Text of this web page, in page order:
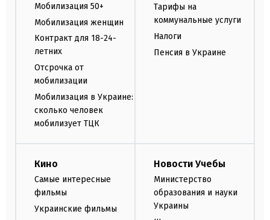
Мобилизация 50+
Мобилизация женщин
Контракт для 18-24-
летних
Отсрочка от
мобилизации
Мобилизация в Украине:
сколько человек
мобилизует ТЦК
Тарифы на
коммунальные услуги
Налоги
Пенсия в Украине
Кино
Самые интересные
фильмы
Украинские фильмы
Новости Учебы
Министерство
образования и науки
Украины